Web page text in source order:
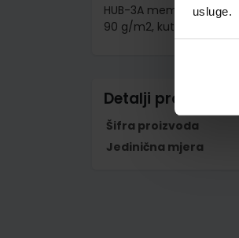
usluge.
HUB-3A memorandum /
90 g/m2, kutija 300
Detalji proizvoda
Šifra proizvoda
Jedinična mjera